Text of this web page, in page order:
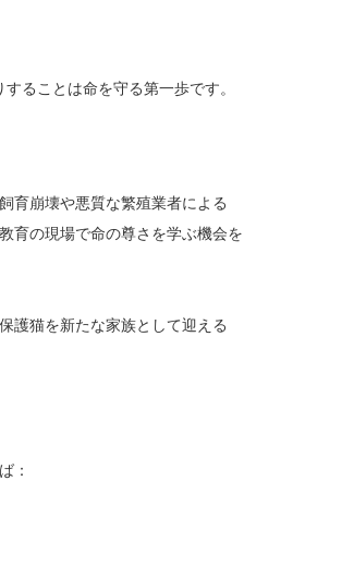
ることは命を守る第一歩です。
育崩壊や悪質な繁殖業者による
育の現場で命の尊さを学ぶ機会を
護猫を新たな家族として迎える
：